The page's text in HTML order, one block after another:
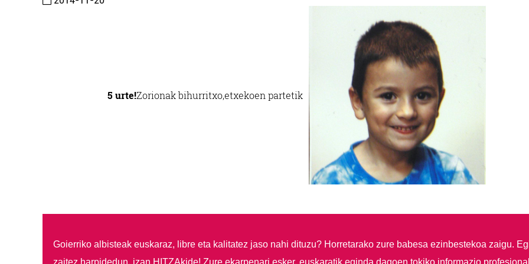
5 urte!Zorionak bihurritxo,etxekoen partetik
Goierriko albisteak euskaraz, libre eta kalitatez jaso nahi dituzu? Horretarako zure babesa ezinbestekoa zaigu.
zaitez harpidedun, izan HITZAkide! Zure ekarpenari esker, euskaratik eginda dagoen tokiko informazio